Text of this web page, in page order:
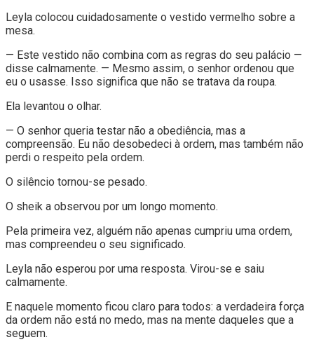
Leyla colocou cuidadosamente o vestido vermelho sobre a
mesa.
— Este vestido não combina com as regras do seu palácio —
disse calmamente. — Mesmo assim, o senhor ordenou que
eu o usasse. Isso significa que não se tratava da roupa.
Ela levantou o olhar.
— O senhor queria testar não a obediência, mas a
compreensão. Eu não desobedeci à ordem, mas também não
perdi o respeito pela ordem.
O silêncio tornou-se pesado.
O sheik a observou por um longo momento.
Pela primeira vez, alguém não apenas cumpriu uma ordem,
mas compreendeu o seu significado.
Leyla não esperou por uma resposta. Virou-se e saiu
calmamente.
E naquele momento ficou claro para todos: a verdadeira força
da ordem não está no medo, mas na mente daqueles que a
seguem.